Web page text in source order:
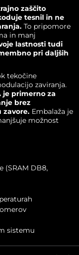
zaščito
tesnil in ne
To pripomore
in manj
lastnosti tudi
pri daljših
tekočine
zaviranja.
je primerno za
brez
zavore.Embalaža je
možnost
(SRAM DB8,
sistemu